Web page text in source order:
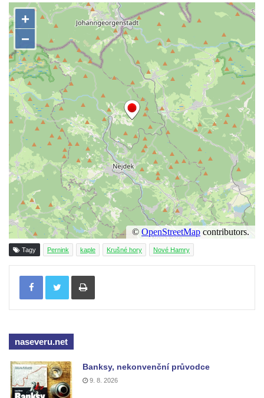
Křížová cesta Římov – II. kaple – Poslední
Křížová cesta Římov – I. kaple – Loučení
Ježíše s Pannou Marií
Márnice na hřbitově v Římově
Kaple v Horním Třeboníně
Kaple Panny Marie v Horním Třeboníně
Kaple mezi Dolním Třebonínem a Horním
Třebonínem
Kaple v severní části Dolního Třebonína
Márnice na hřbitově v Rybniště
Kaple u kostela svatého Jiljí v Lužci nad
Vltavou
Kostel svatého Jiljí v Lužci nad Vltavou
Vojkovic
u Vojkovic
Hřbitovní kaple na hřbitově v Lužci nad
Vltavou
Márnice na hřbitově v Lužci nad Vltavou
Tagy Pernink kaple Krušné hory Nové Hamry
Tisknout
naseveru.net
Banksy, nekonvenční průvodce
9. 8. 2026